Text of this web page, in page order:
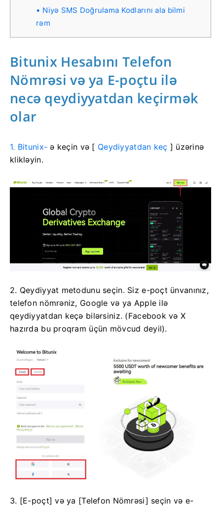
Niyə SMS Doğrulama Kodlarını ala bilmi
rəm
Bitunix Hesabını Telefon
Nömrəsi və ya E-poçtu ilə
necə qeydiyyatdan keçirmək
olar
1. Bitunix- ə keçin və [ Qeydiyyatdan keç ] üzərinə
klikləyin.
2. Qeydiyyat metodunu seçin. Siz e-poçt ünvanınız,
telefon nömrəniz, Google və ya Apple ilə
qeydiyyatdan keçə bilərsiniz. (Facebook və X
hazırda bu proqram üçün mövcud deyil).
3. [E-poçt] və ya [Telefon Nömrəsi] seçin və e-